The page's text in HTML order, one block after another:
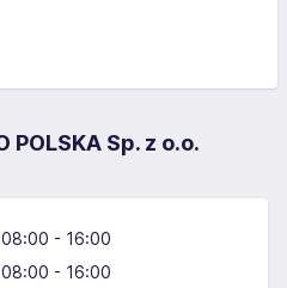
Sp. z o.o.
08:00 - 16:00
08:00 - 16:00